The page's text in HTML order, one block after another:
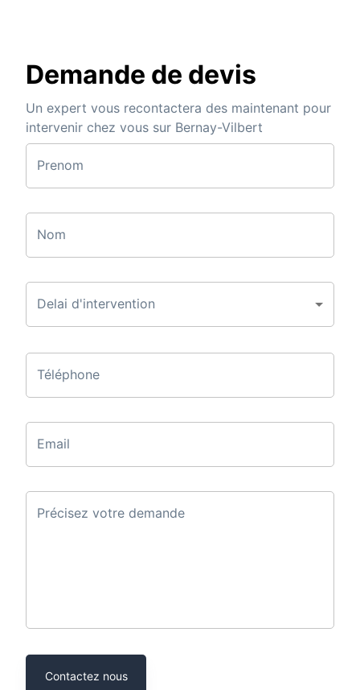
Demande de devis
Un expert vous recontactera des maintenant pour
intervenir chez vous sur Bernay-Vilbert
Prenom
Nom
Delai d'intervention
Téléphone
Email
Précisez votre demande
Contactez nous